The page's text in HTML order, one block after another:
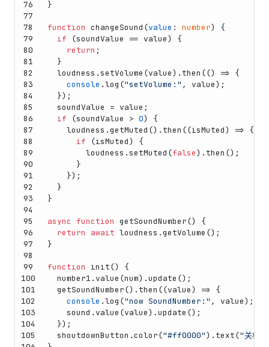
76
77
78
79
80
81
82
83
84
85
86
87
88
89
90
91
92
93
94
95
96
97
98
99
100
101
102
103
104
105
}
function changeSound (value : number) {
if (soundValue == value) {
return ;
  }
  loudness.
setVolume (value). then (() => {
console .log ("setVolume:" , value);
  });
  soundValue = value;
if (soundValue > 0) {
    loudness.
getMuted (). then ((isMuted) => {
if (isMuted) {
        loudness.
setMuted (false). then ();
      }
    });
  }
}
async function getSoundNumber() {
return
await loudness.getVolume ();
}
function init() {
  number1.
value (num).update ();
getSoundNumber(). then ((value) => {
console .log ("now SoundNumber:" , value);
    sound.
value (value).update ();
  });
  shoutdownButton.
color("#ff0000"). text("关机"